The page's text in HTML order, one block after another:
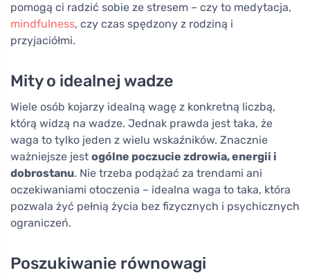
pomogą ci radzić sobie ze stresem – czy to medytacja,
mindfulness, czy czas spędzony z rodziną i
przyjaciółmi.
Mity o idealnej wadze
Wiele osób kojarzy idealną wagę z konkretną liczbą,
którą widzą na wadze. Jednak prawda jest taka, że
waga to tylko jeden z wielu wskaźników. Znacznie
ważniejsze jest ogólne poczucie zdrowia, energii i
dobrostanu. Nie trzeba podążać za trendami ani
oczekiwaniami otoczenia – idealna waga to taka, która
pozwala żyć pełnią życia bez fizycznych i psychicznych
ograniczeń.
Poszukiwanie równowagi